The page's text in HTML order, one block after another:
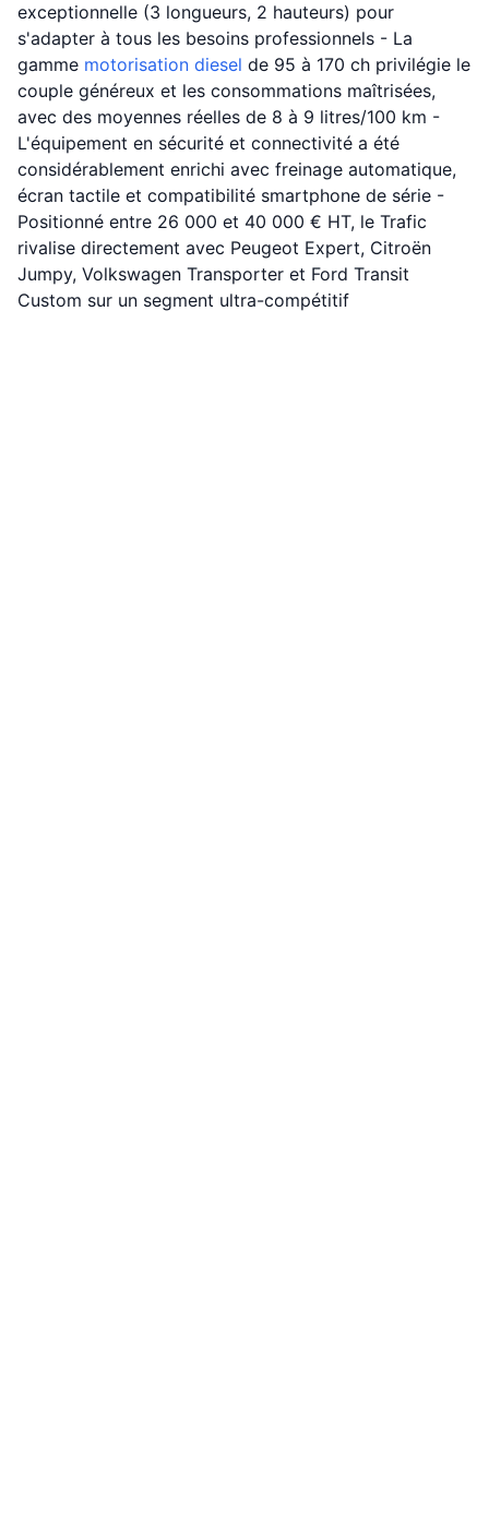
exceptionnelle (3 longueurs, 2 hauteurs) pour
s'adapter à tous les besoins professionnels - La
gamme motorisation diesel de 95 à 170 ch privilégie le
couple généreux et les consommations maîtrisées,
avec des moyennes réelles de 8 à 9 litres/100 km -
L'équipement en sécurité et connectivité a été
considérablement enrichi avec freinage automatique,
écran tactile et compatibilité smartphone de série -
Positionné entre 26 000 et 40 000 € HT, le Trafic
rivalise directement avec Peugeot Expert, Citroën
Jumpy, Volkswagen Transporter et Ford Transit
Custom sur un segment ultra-compétitif